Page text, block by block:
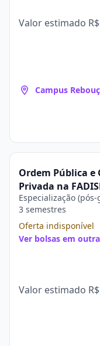
Valor estimado
Campus
Ordem Pública e
Privada na
Especialização
3 semestres
Oferta indisponível
Ver bolsas em
Valor estimado